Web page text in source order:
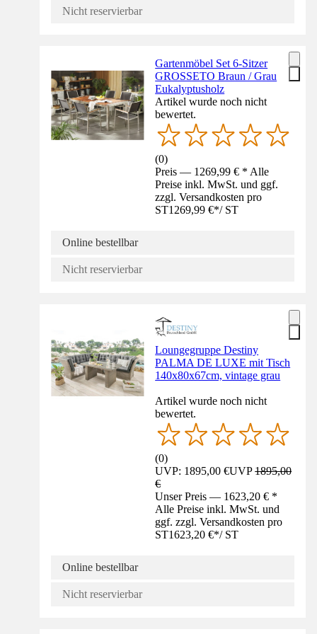
Nicht reservierbar
Gartenmöbel Set 6-Sitzer
GROSSETO Braun / Grau
Eukalyptusholz
Artikel wurde noch nicht
bewertet.
(0)
Preis — 1269,99 € * Alle
Preise inkl. MwSt. und ggf.
zzgl. Versandkosten pro
ST1269,99 €*/ ST
Online bestellbar
Nicht reservierbar
Loungegruppe Destiny
PALMA DE LUXE mit Tisch
140x80x67cm, vintage grau
Artikel wurde noch nicht
bewertet.
(0)
UVP: 1895,00 €UVP1895,00
€
Unser Preis — 1623,20 € *
Alle Preise inkl. MwSt. und
ggf. zzgl. Versandkosten pro
ST1623,20 €*/ ST
Online bestellbar
Nicht reservierbar